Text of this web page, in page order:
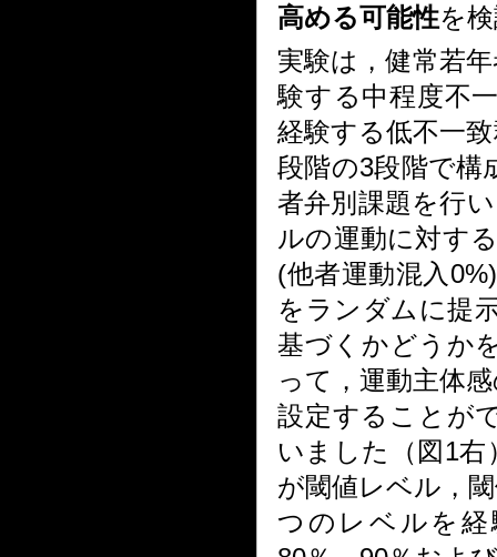
高める可能性を
実験は，健常若
験する中程度不
経験する低不一
段階の3段階で構
者弁別課題を行
ルの運動に対す
(他者運動混入 0%)
をランダムに提
基づくかどうか
って，運動主体
設定することが
いました（図 1右
が閾値レベル，
つのレベルを